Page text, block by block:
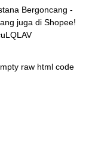
Bergoncang -
juga di Shopee!
raw html code